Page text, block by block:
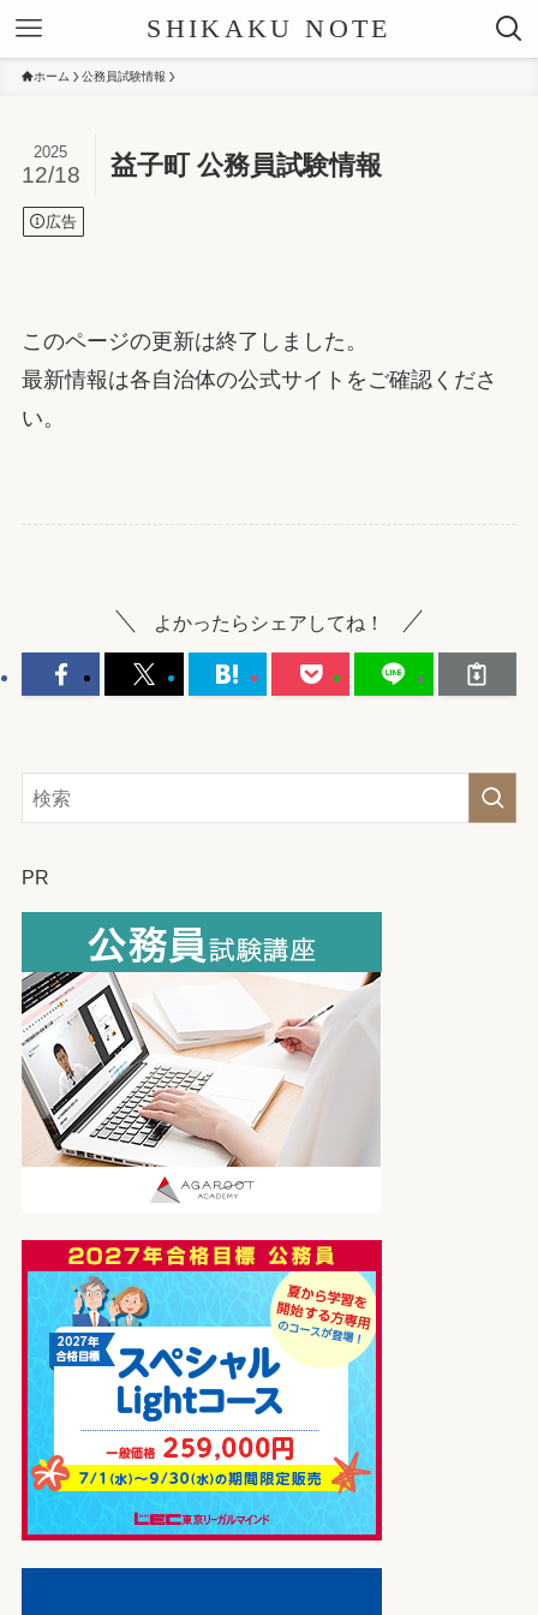
SHIKAKU NOTE
ホーム 公務員試験情報
益子町 公務員試験情報
2025
12/18
広告
このページの更新は終了しました。
最新情報は各自治体の公式サイトをご確認くださ
い。
よかったらシェアしてね！
PR